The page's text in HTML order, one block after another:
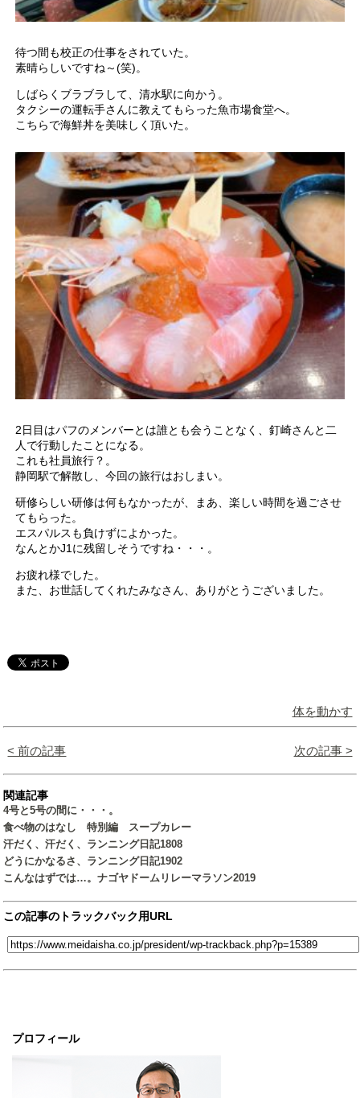
プロフィール
待つ間も校正の仕事をされていた。
素晴らしいですね～(笑)。
しばらくブラブラして、清水駅に向かう。
タクシーの運転手さんに教えてもらった魚市場食堂へ。
こちらで海鮮丼を美味しく頂いた。
2日目はパフのメンバーとは誰とも会うことなく、釘崎さんと二
人で行動したことになる。
これも社員旅行？。
静岡駅で解散し、今回の旅行はおしまい。
研修らしい研修は何もなかったが、まあ、楽しい時間を過ごさせ
てもらった。
エスパルスも負けずによかった。
なんとかJ1に残留しそうですね・・・。
お疲れ様でした。
また、お世話してくれたみなさん、ありがとうございました。
体を動かす
< 前の記事 次の記事 >
関連記事
4号と5号の間に・・・。
食べ物のはなし 特別編 スープカレー
汗だく、汗だく、ランニング日記1808
どうにかなるさ、ランニング日記1902
こんなはずでは…。ナゴヤドームリレーマラソン2019
この記事のトラックバック用URL